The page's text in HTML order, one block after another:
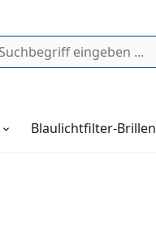
Blaulichtfilter-Brillen